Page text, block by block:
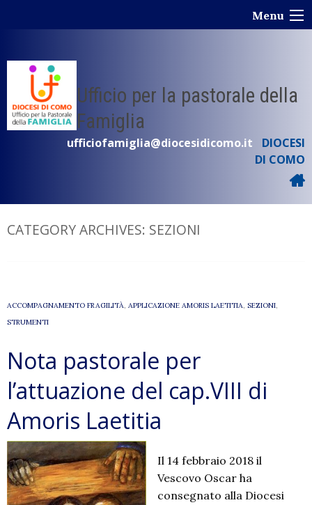
Menu
Ufficio per la pastorale della
Famiglia
ufficiofamiglia@diocesidicomo.it
DIOCESI
DI COMO
CATEGORY ARCHIVES: SEZIONI
ACCOMPAGNAMENTO FRAGILITÀ, APPLICAZIONE AMORIS LAETITIA, SEZIONI,
STRUMENTI
Nota pastorale per
l’attuazione del cap.VIII di
Amoris Laetitia
Il 14 febbraio 2018 il
Vescovo Oscar ha
consegnato alla Diocesi